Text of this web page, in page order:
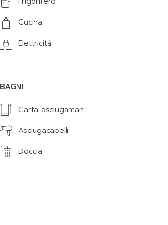
BAGNI
Carta asciugamani
Asciugacapelli
Doccia
Cucina
Elettricità